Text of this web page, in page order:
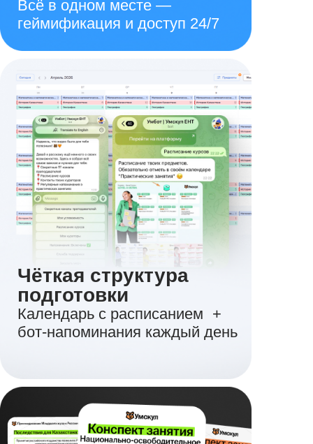
Всё в одном месте —
геймификация и доступ 24/7
Чёткая структура
подготовки
Календарь с расписанием +
бот-напоминания каждый день